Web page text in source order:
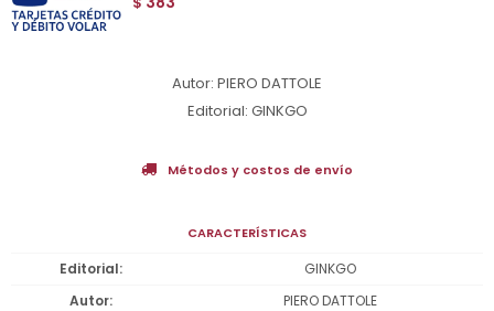
Autor: PIERO DATTOLE
Editorial: GINKGO
Métodos y costos de envío
CARACTERÍSTICAS
Editorial
GINKGO
Autor
PIERO DATTOLE